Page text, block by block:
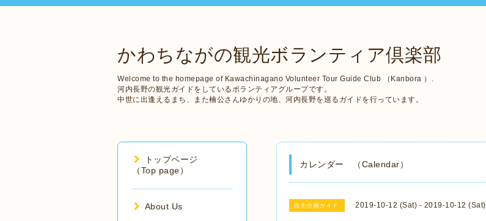
かわちながの観光ボランティア倶楽部
Welcome to the homepage of Kawachinagano Volunteer Tour Guide Club （Kanbora ）.
河内長野の観光ガイドをしているボランティアグループです。
中世に出逢えるまち、また楠公さんゆかりの地、河内長野を巡るガイドを行っています。
カレンダー （Calendar）
自主企画ガイド 2019-10-12 (Sat) - 2019-10-12 (Sat)
トップページ
（Top page）
About Us